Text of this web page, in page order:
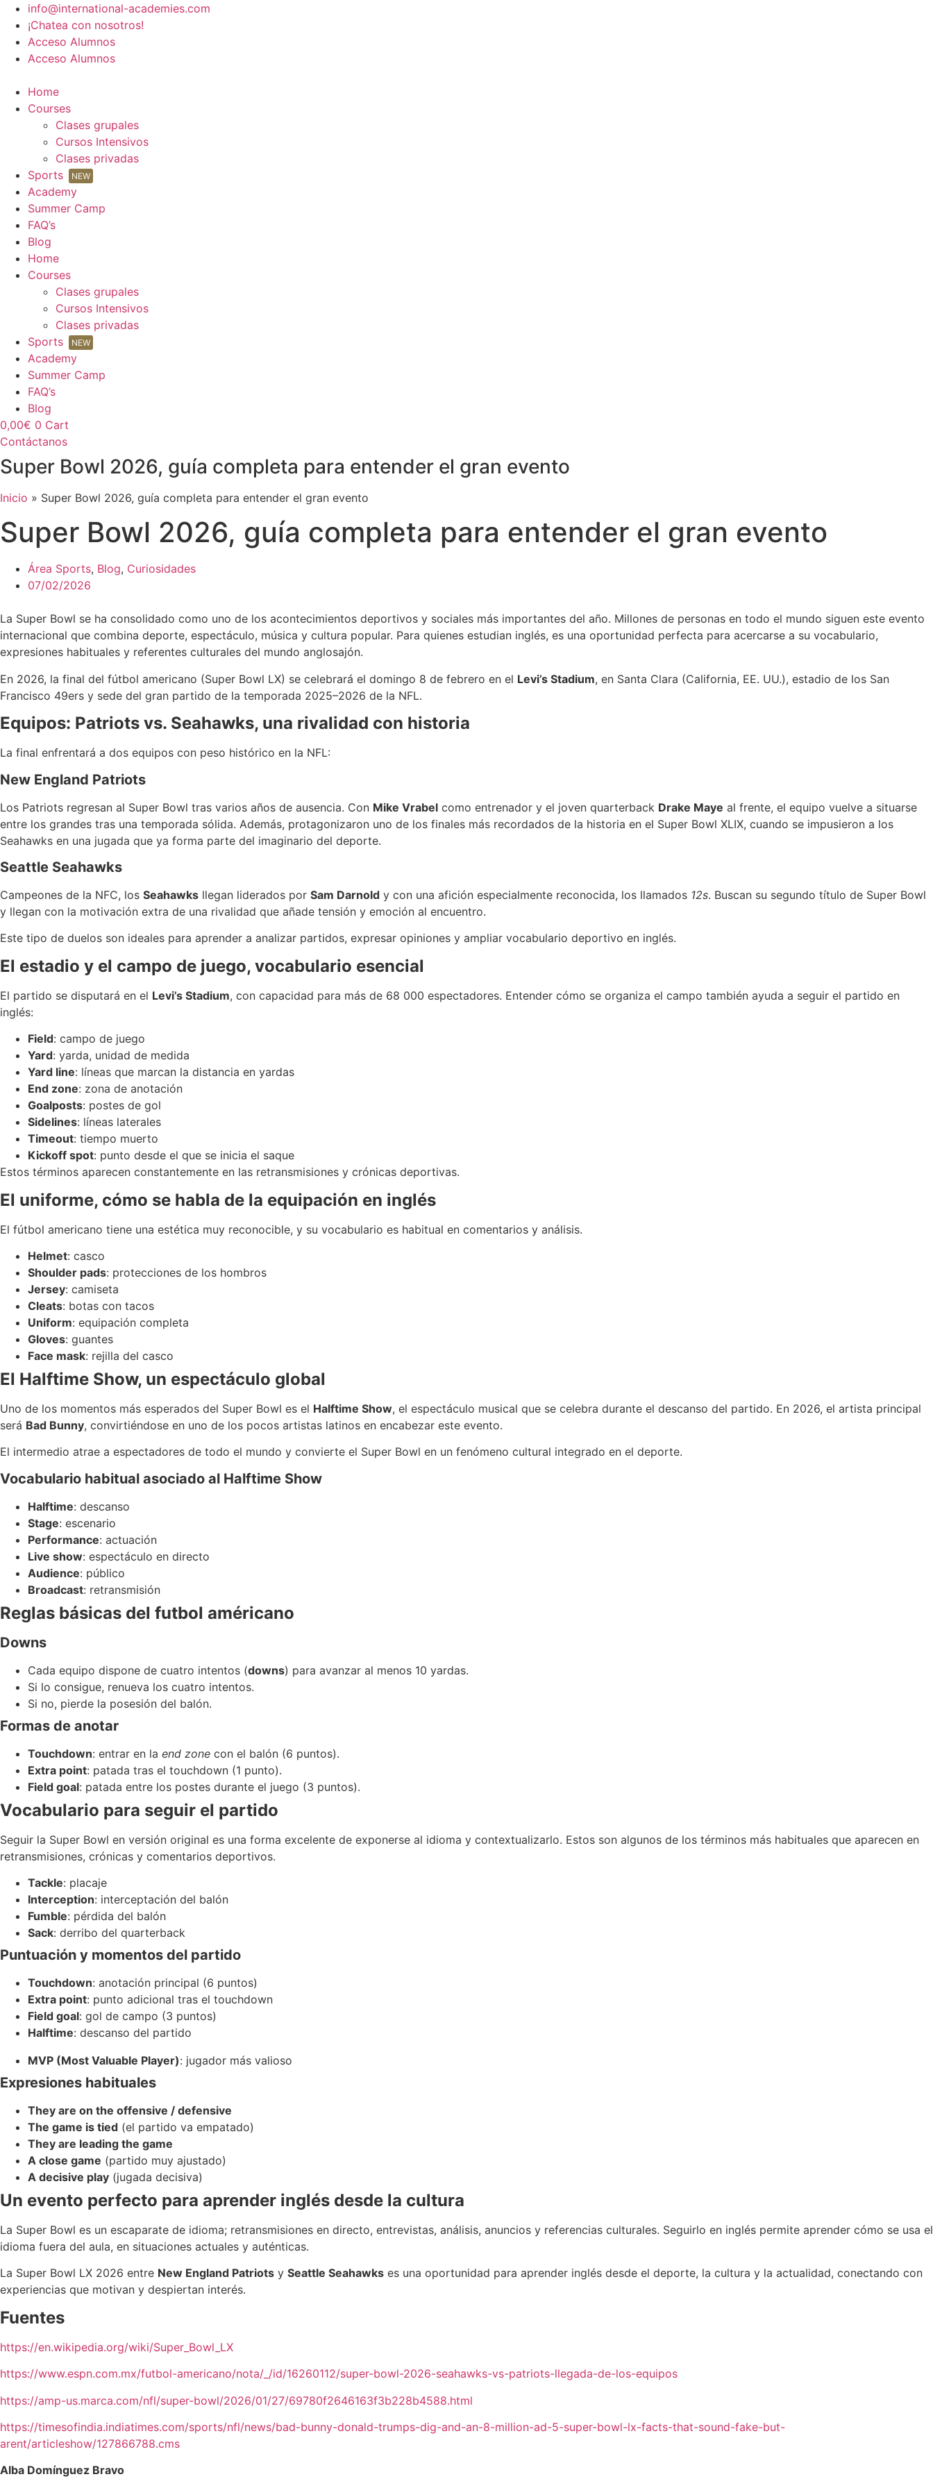
contenido
info@international-academies.com
¡Chatea con nosotros!
Acceso Alumnos
Acceso Alumnos
Home
Courses
Clases grupales
Cursos Intensivos
Clases privadas
Sports
NEW
Academy
Summer Camp
FAQ’s
Blog
Home
Courses
Clases grupales
Cursos Intensivos
Clases privadas
Sports
NEW
Academy
Summer Camp
FAQ’s
Blog
0,00€ 0 Cart
Contáctanos
Super Bowl 2026, guía completa para entender el gran evento
Inicio » Super Bowl 2026, guía completa para entender el gran evento
Super Bowl 2026, guía completa para entender el gran evento
Área Sports, Blog, Curiosidades
07/02/2026
La Super Bowl se ha consolidado como uno de los acontecimientos deportivos y sociales más importantes del año. Millones de personas en todo el mundo siguen este evento
internacional que combina deporte, espectáculo, música y cultura popular. Para quienes estudian inglés, es una oportunidad perfecta para acercarse a su vocabulario,
expresiones habituales y referentes culturales del mundo anglosajón.
En 2026, la final del fútbol americano (Super Bowl LX) se celebrará el domingo 8 de febrero en el Levi’s Stadium, en Santa Clara (California, EE. UU.), estadio de los San
Francisco 49ers y sede del gran partido de la temporada 2025–2026 de la NFL.
Equipos: Patriots vs. Seahawks, una rivalidad con historia
La final enfrentará a dos equipos con peso histórico en la NFL:
New England Patriots
Los Patriots regresan al Super Bowl tras varios años de ausencia. Con Mike Vrabel como entrenador y el joven quarterback Drake Maye al frente, el equipo vuelve a situarse
entre los grandes tras una temporada sólida. Además, protagonizaron uno de los finales más recordados de la historia en el Super Bowl XLIX, cuando se impusieron a los
Seahawks en una jugada que ya forma parte del imaginario del deporte.
Seattle Seahawks
Campeones de la NFC, los Seahawks llegan liderados por Sam Darnold y con una afición especialmente reconocida, los llamados 12s. Buscan su segundo título de Super Bowl
y llegan con la motivación extra de una rivalidad que añade tensión y emoción al encuentro.
Este tipo de duelos son ideales para aprender a analizar partidos, expresar opiniones y ampliar vocabulario deportivo en inglés.
El estadio y el campo de juego, vocabulario esencial
El partido se disputará en el Levi’s Stadium, con capacidad para más de 68 000 espectadores. Entender cómo se organiza el campo también ayuda a seguir el partido en
inglés:
Field: campo de juego
Yard: yarda, unidad de medida
Yard line: líneas que marcan la distancia en yardas
End zone: zona de anotación
Goalposts: postes de gol
Sidelines: líneas laterales
Timeout: tiempo muerto
Kickoff spot: punto desde el que se inicia el saque
Estos términos aparecen constantemente en las retransmisiones y crónicas deportivas.
El uniforme, cómo se habla de la equipación en inglés
El fútbol americano tiene una estética muy reconocible, y su vocabulario es habitual en comentarios y análisis.
Helmet: casco
Shoulder pads: protecciones de los hombros
Jersey: camiseta
Cleats: botas con tacos
Uniform: equipación completa
Gloves: guantes
Face mask: rejilla del casco
El Halftime Show, un espectáculo global
Uno de los momentos más esperados del Super Bowl es el Halftime Show, el espectáculo musical que se celebra durante el descanso del partido. En 2026, el artista principal
será Bad Bunny, convirtiéndose en uno de los pocos artistas latinos en encabezar este evento.
El intermedio atrae a espectadores de todo el mundo y convierte el Super Bowl en un fenómeno cultural integrado en el deporte.
Vocabulario habitual asociado al Halftime Show
Halftime: descanso
Stage: escenario
Performance: actuación
Live show: espectáculo en directo
Audience: público
Broadcast: retransmisión
Reglas básicas del futbol américano
Downs
Cada equipo dispone de cuatro intentos (downs) para avanzar al menos 10 yardas.
Si lo consigue, renueva los cuatro intentos.
Si no, pierde la posesión del balón.
Formas de anotar
Touchdown: entrar en la end zone con el balón (6 puntos).
Extra point: patada tras el touchdown (1 punto).
Field goal: patada entre los postes durante el juego (3 puntos).
Vocabulario para seguir el partido
Seguir la Super Bowl en versión original es una forma excelente de exponerse al idioma y contextualizarlo. Estos son algunos de los términos más habituales que aparecen en
retransmisiones, crónicas y comentarios deportivos.
Tackle: placaje
Interception: interceptación del balón
Fumble: pérdida del balón
Sack: derribo del quarterback
Puntuación y momentos del partido
Touchdown: anotación principal (6 puntos)
Extra point: punto adicional tras el touchdown
Field goal: gol de campo (3 puntos)
Halftime: descanso del partido
MVP (Most Valuable Player): jugador más valioso
Expresiones habituales
They are on the offensive / defensive
The game is tied (el partido va empatado)
They are leading the game
A close game (partido muy ajustado)
A decisive play (jugada decisiva)
Un evento perfecto para aprender inglés desde la cultura
La Super Bowl es un escaparate de idioma; retransmisiones en directo, entrevistas, análisis, anuncios y referencias culturales. Seguirlo en inglés permite aprender cómo se usa el
idioma fuera del aula, en situaciones actuales y auténticas.
La Super Bowl LX 2026 entre New England Patriots y Seattle Seahawks es una oportunidad para aprender inglés desde el deporte, la cultura y la actualidad, conectando con
experiencias que motivan y despiertan interés.
Fuentes
https://en.wikipedia.org/wiki/Super_Bowl_LX
https://www.espn.com.mx/futbol-americano/nota/_/id/16260112/super-bowl-2026-seahawks-vs-patriots-llegada-de-los-equipos
https://amp-us.marca.com/nfl/super-bowl/2026/01/27/69780f2646163f3b228b4588.html
https://timesofindia.indiatimes.com/sports/nfl/news/bad-bunny-donald-trumps-dig-and-an-8-million-ad-5-super-bowl-lx-facts-that-sound-fake-but-
arent/articleshow/127866788.cms
Alba Domínguez Bravo